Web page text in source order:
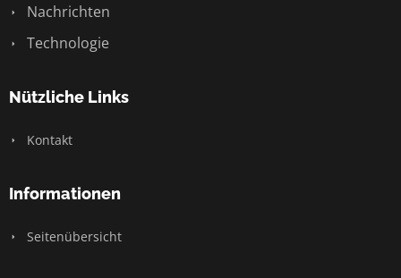
Nachrichten
Technologie
Nützliche Links
Kontakt
Informationen
Seitenübersicht